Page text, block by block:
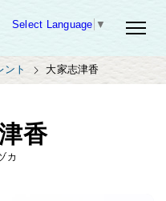
Select Language ▼
ント 大家志津香
香
カ